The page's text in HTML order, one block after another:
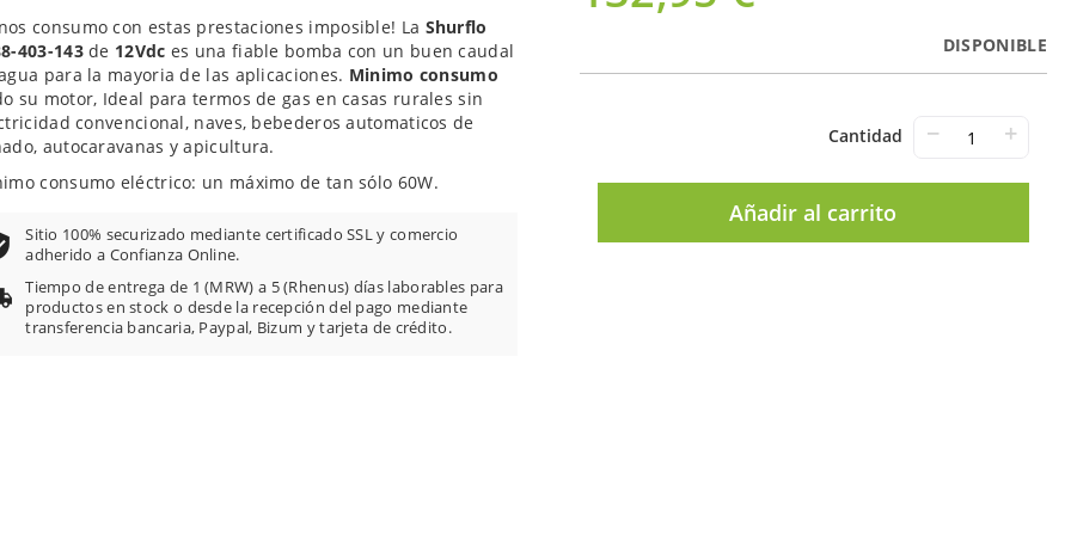
DISPONIBLE
Cantidad − +
Añadir al carrito
consumo con estas prestaciones imposible! La Shurflo
403-143de 12Vdc es una fiable bomba con un buen caudal
para la mayoria de las aplicaciones. Minimo consumo
su motor, Ideal para termos de gas en casas rurales sin
convencional, naves, bebederos automaticos de
autocaravanas y apicultura.
consumo eléctrico: un máximo de tan sólo 60W.
Sitio 100% securizado mediante certificado SSL y comercio
adherido a Confianza Online.
Tiempo de entrega de 1 (MRW) a 5 (Rhenus) días laborables para
productos en stock o desde la recepción del pago mediante
transferencia bancaria, Paypal, Bizum y tarjeta de crédito.